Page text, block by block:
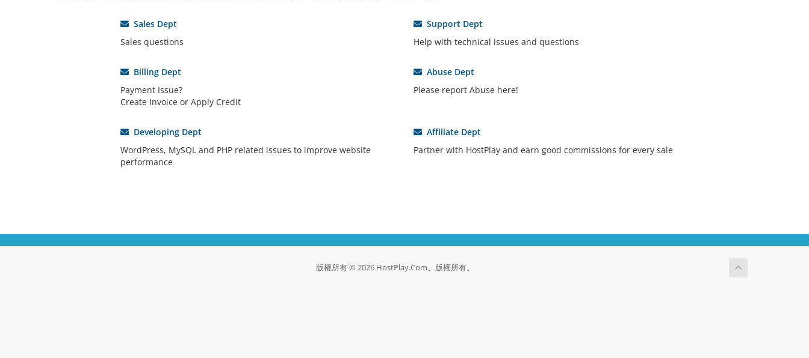
Sales Dept
Sales questions
Support Dept
Help with technical issues and questions
Billing Dept
Payment Issue?
Create Invoice or Apply Credit
Abuse Dept
Please report Abuse here!
Developing Dept
WordPress, MySQL and PHP related issues to improve website
performance
Affiliate Dept
Partner with HostPlay and earn good commissions for every sale
版權所有 © 2026 HostPlay.Com。版權所有。